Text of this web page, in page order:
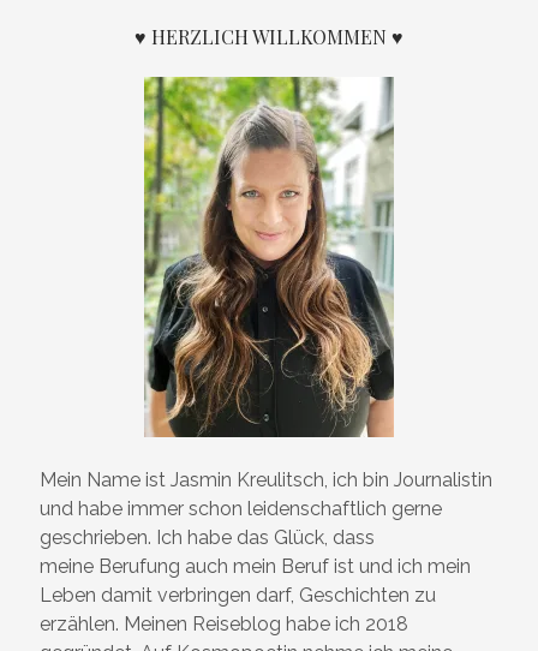
♥ HERZLICH WILLKOMMEN ♥
Mein Name ist Jasmin Kreulitsch, ich bin Journalistin
und habe immer schon leidenschaftlich gerne
geschrieben. Ich habe das Glück, dass
meine Berufung auch mein Beruf ist und ich mein
Leben damit verbringen darf, Geschichten zu
erzählen. Meinen Reiseblog habe ich 2018